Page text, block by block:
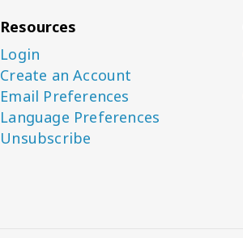
Resources
Login
Create an Account
Email Preferences
Language Preferences
Unsubscribe